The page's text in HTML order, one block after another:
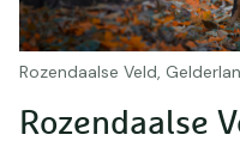
Rozendaalse Veld,
Rozendaalse